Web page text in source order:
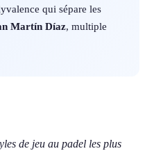
qui sépare les
Martín Díaz, multiple
de jeu au padel les plus